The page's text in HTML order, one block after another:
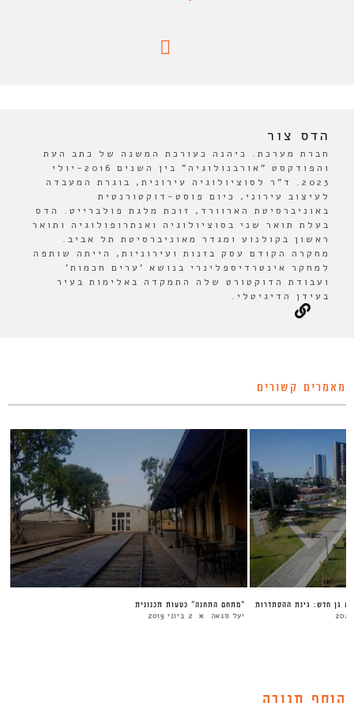
הדס צור
חברת מערכת. כיהנה כעורכת המשנה של כתב העת
והפודקסט "אורבנולוגיה" בין השנים 2016-יולי
2023. ד"ר לסוציולוגיה עירונית, בוגרת המעבדה
לעיצוב עירוני, כיום פוסט-דוקטורנטית
באוניברסיטת הארוורד, זוכת מלגת פולברייט. הדס
בעלת תואר שני בסוציולוגיה ואנתרופולוגיה ותואר
ראשון בקולנוע ומגדר מאוניברסיטת תל אביב.
מחקרה הקודם עסק בזנות ועירוניות, הייתה שותפה
למחקר אינטרדיספלינרי בנושא 'ערים חכמות'
ועבודת הדוקטורט שלה התמקדה באלימות בעיר
בעידן הדיגיטלי.
מאמרים קשורים
“מתחם התחנה” כטעות תכנונית
יעל סגאה 2 ביוני 2019
גן חדש: גינת ההסתדרות